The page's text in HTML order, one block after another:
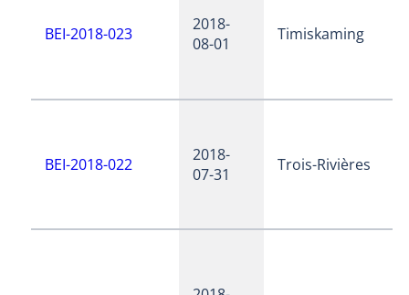
BEI-2018-023
2018-
08-01
Timiskaming
BEI-2018-022
2018-
07-31
Trois-Rivières